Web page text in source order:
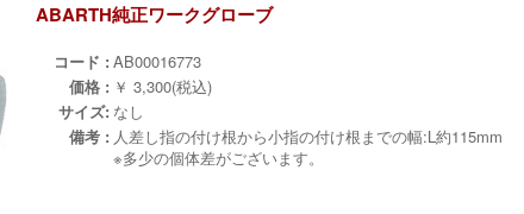
ABARTH純正ワークグローブ
コード : AB00016773
価格 : ￥ 3,300(税込)
サイズ: なし
備考 : 人差し指の付け根から小指の付け根までの幅:L約115mm
※多少の個体差がございます。